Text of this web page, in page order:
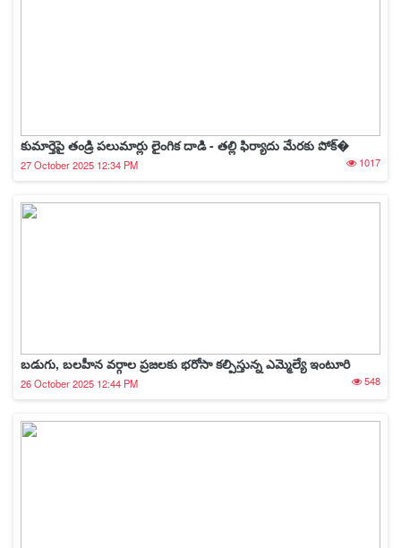
కుమార్తెపై తండ్రి పలుమార్లు లైంగిక దాడి - తల్లి ఫిర్యాదు మేరకు పోక్�
27 October 2025 12:34 PM 1017
బడుగు, బలహీన వర్గాల ప్రజలకు భరోసా కల్పిస్తున్న ఎమ్మెల్యే ఇంటూరి
26 October 2025 12:44 PM 548